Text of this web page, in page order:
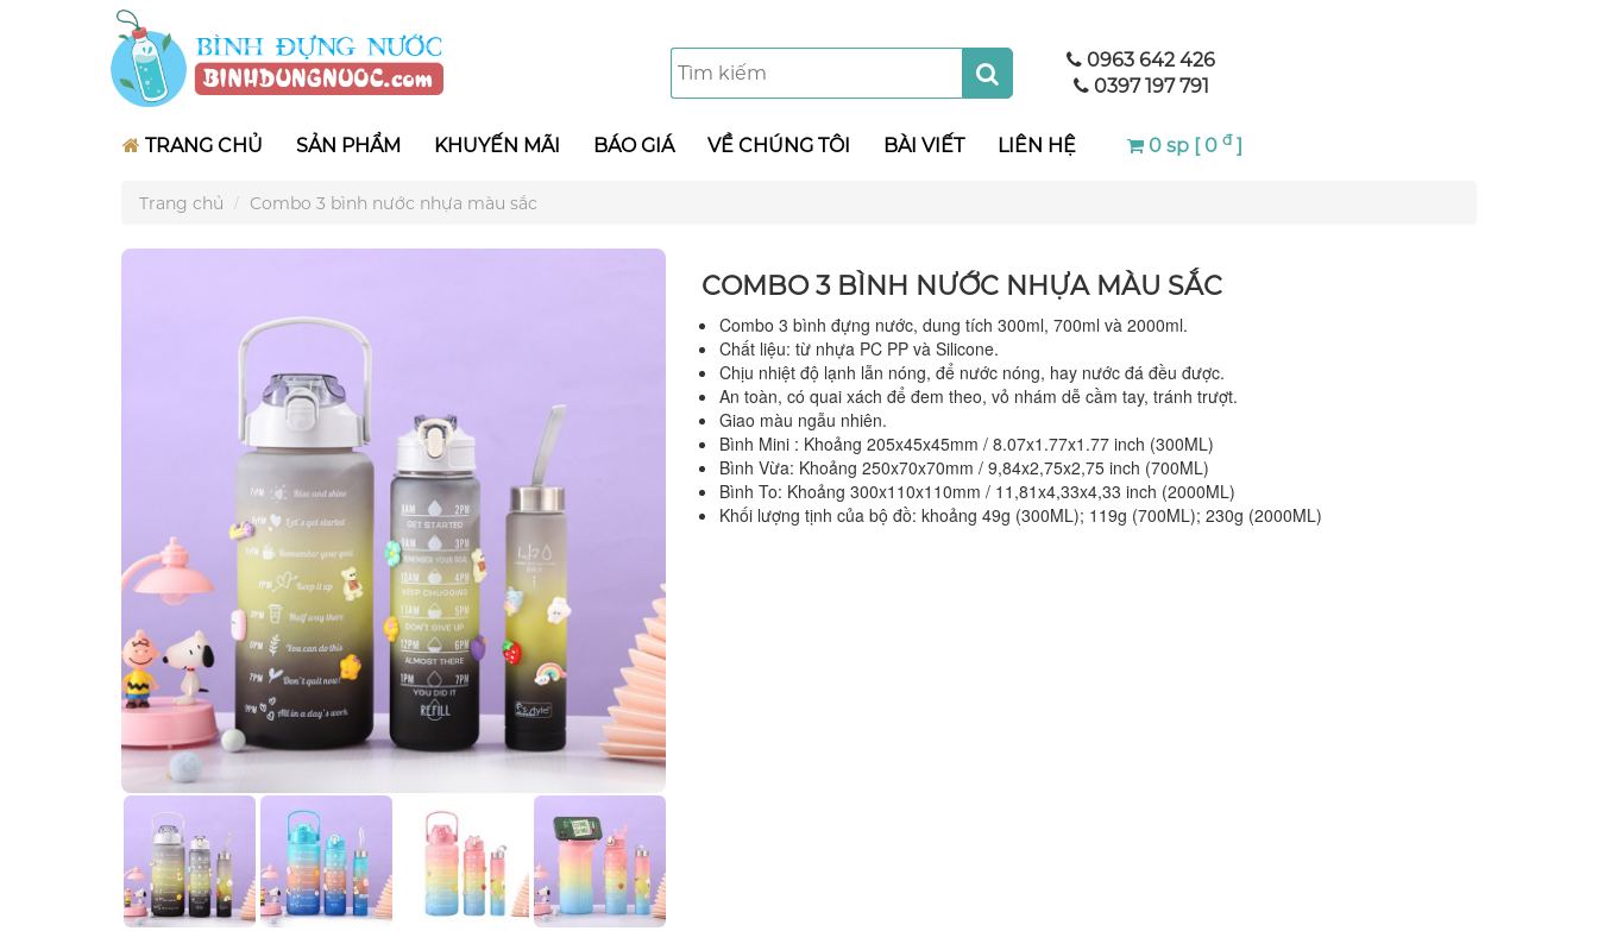
0963 642 426
0397 197 791
TRANG CHỦ SẢN PHẨM KHUYẾN MÃI BÁO GIÁ VỀ CHÚNG TÔI BÀI VIẾT LIÊN HỆ 0 sp [ 0 đ ]
Trang chủ Combo 3 bình nước nhựa màu sắc
COMBO 3 BÌNH NƯỚC NHỰA MÀU SẮC
Combo 3 bình đựng nước, dung tích 300ml, 700ml và 2000ml.
Chất liệu: từ nhựa PC PP và Silicone.
Chịu nhiệt độ lạnh lẫn nóng, để nước nóng, hay nước đá đều được.
An toàn, có quai xách để đem theo, vỏ nhám dễ cầm tay, tránh trượt.
Giao màu ngẫu nhiên.
Bình Mini : Khoảng 205x45x45mm / 8.07x1.77x1.77 inch (300ML)
Bình Vừa: Khoảng 250x70x70mm / 9,84x2,75x2,75 inch (700ML)
Bình To: Khoảng 300x110x110mm / 11,81x4,33x4,33 inch (2000ML)
Khối lượng tịnh của bộ đồ: khoảng 49g (300ML); 119g (700ML); 230g (2000ML)